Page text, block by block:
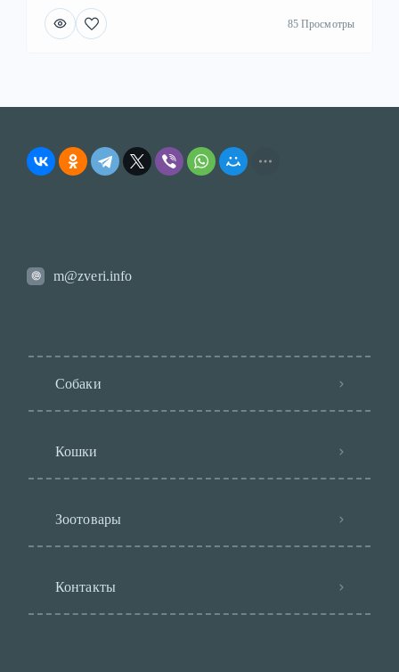
85 Просмотры
m@zveri.info
Собаки
Кошки
Зоотовары
Контакты